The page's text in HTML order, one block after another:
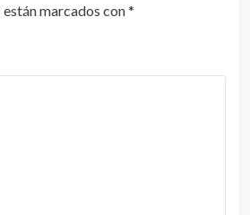
marcados con*